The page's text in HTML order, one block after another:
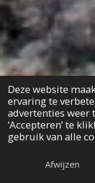
Deze website
ervaring te
advertenties weer
‘Accepteren’ te
gebruik van alle
Afwijzen
E-mailadres